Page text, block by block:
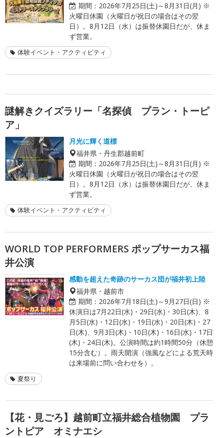
期間： 2026年7月25日(土)～8月31日(月) ※
火曜日休園（火曜日が祝日の場合はその翌
日）。8月12日（水）は振替休園日だが、休ま
ず営業。
体験イベント・アクティビティ
謎解きクイズラリー「名探偵 プラン・トーピ
ア」
月光に輝く道標
福井県・丹生郡越前町
期間： 2026年7月25日(土)～8月31日(月) ※
火曜日休園（火曜日が祝日の場合はその翌
日）。8月12日（水）は振替休園日だが、休ま
ず営業。
体験イベント・アクティビティ
WORLD TOP PERFORMERS ポップサーカス福
井公演
感動を超えた奇跡のサーカス団が福井初上陸
福井県・越前市
期間： 2026年7月18日(土)～9月27日(日) ※
休演日は7月22日(水)・29日(水)・30日(木)、8
月5日(水)・12日(水)・19日(水)・20日(木)・27
日(木)、9月3日(木)・10日(木)・16日(水)・17日
(木)・24日(木)。公演時間は約1時間50分（休憩
15分含む）。雨天開演（強風などによる荒天時
は来場前に問い合わせを）。
夏祭り
【花・見ごろ】越前町立福井総合植物園 プラ
ントピア オミナエシ